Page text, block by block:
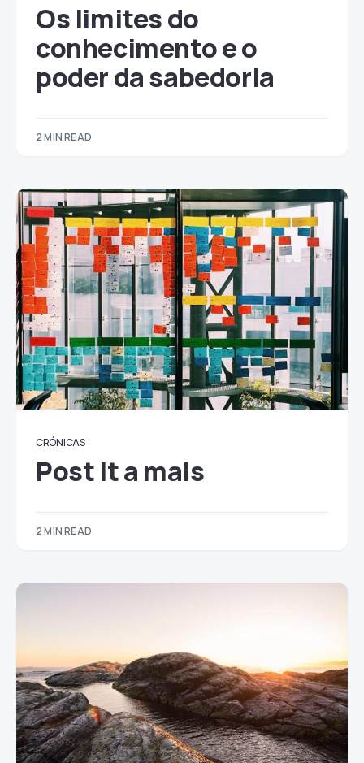
Os limites do
conhecimento e o
poder da sabedoria
2 MIN READ
CRÓNICAS
Post it a mais
2 MIN READ